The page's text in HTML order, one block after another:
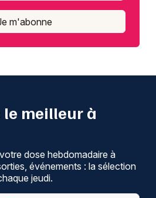
m'abonne
meilleur à
dose hebdomadaire à
événements : la sélection
jeudi.